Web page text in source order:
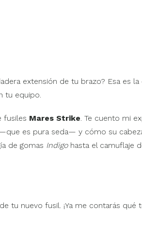
extensión de tu brazo? Esa es
tu equipo.
fusiles Mares Strike. Te cuento mi
es pura seda— y cómo su
de gomas Indigohasta el camuflaje
tu nuevo fusil. ¡Ya me contarás qué